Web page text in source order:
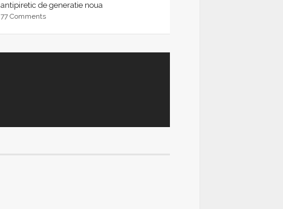
antipiretic de generatie noua
77 Comments